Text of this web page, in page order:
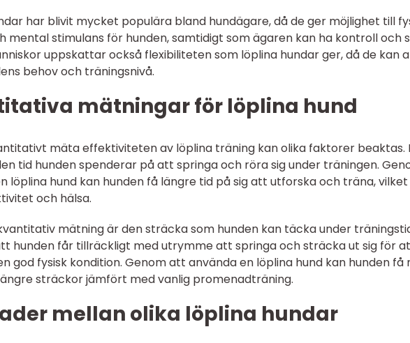
har blivit mycket populära bland hundägare, då de ger möjlighet till
mental stimulans för hunden, samtidigt som ägaren kan ha kontroll och
uppskattar också flexibiliteten som löplina hundar ger, då de kan
behov och träningsnivå.
mätningar för löplina hund
mäta effektiviteten av löplina träning kan olika faktorer beaktas.
tid hunden spenderar på att springa och röra sig under träningen.
löplina hund kan hunden få längre tid på sig att utforska och träna,
och hälsa.
mätning är den sträcka som hunden kan täcka under
hunden får tillräckligt med utrymme att springa och sträcka ut sig för
god fysisk kondition. Genom att använda en löplina hund kan hunden få
sträckor jämfört med vanlig promenadträning.
mellan olika löplina hundar